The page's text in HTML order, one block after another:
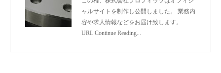
ャルサイトを制作し公開しました。 業務内
容や求人情報などをお届け致します。
URL Continue Reading...